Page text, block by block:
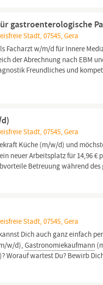
gastroenterologische
Stadt, 07545, Gera
Facharzt w/m/d für Innere
der Abrechnung nach EBM
Freundliches und
Stadt, 07545, Gera
Küche (m/w/d) und
neuer Arbeitsplatz für 14,96
Betreuung während
Stadt, 07545, Gera
Dich auch ganz einfach
w/d),Gastronomiekaufmann
Worauf wartest Du? Bewirb